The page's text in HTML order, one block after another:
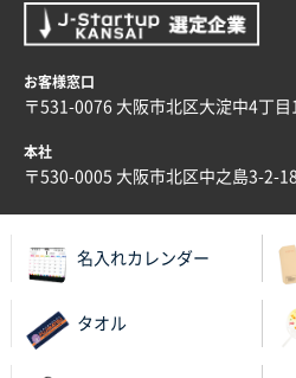
大阪府E社様
2025年11月28日 15:13
他部署のスタッフからの指
兵庫県S社様
以前発注しているので、デ
お客様窓口
〒531-0076 大阪市北区大淀中4丁目
本社
〒530-0005 大阪市北区中之島3-2-
名入れカレンダー
タオル